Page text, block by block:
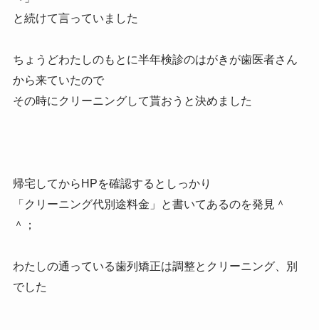
と続けて言っていました
ちょうどわたしのもとに半年検診のはがきが歯医者さん
から来ていたので
その時にクリーニングして貰おうと決めました
帰宅してからHPを確認するとしっかり
「クリーニング代別途料金」と書いてあるのを発見＾
＾；
わたしの通っている歯列矯正は調整とクリーニング、別
でした